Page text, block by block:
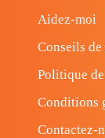
Aidez-moi
Conseils
Politique
Conditions
Contactez-